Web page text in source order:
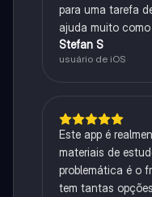
para uma tarefa
ajuda muito
Stefan S
usuário de iOS
Este app é
materiais de
problemática é o
tem tantas